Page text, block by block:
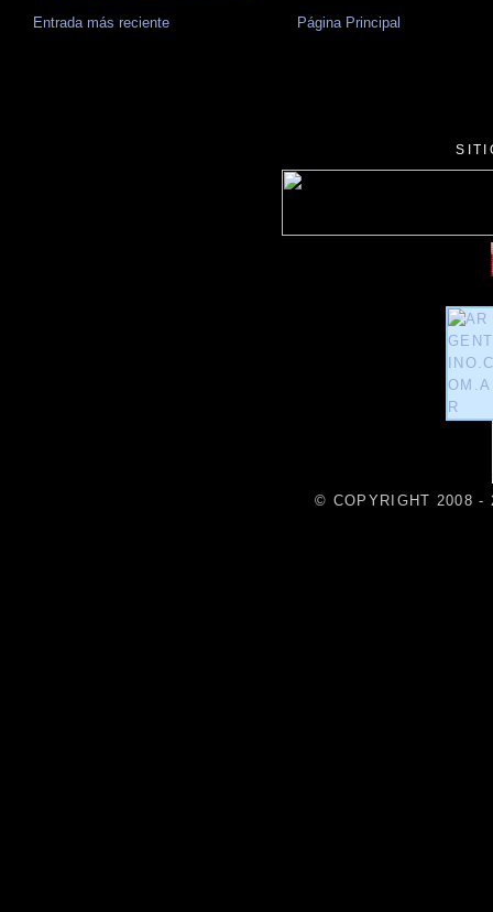
Entrada más reciente Página Principal
© COPYRIGHT 2008